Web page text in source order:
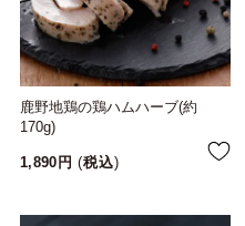
鹿野地鶏の鶏ハムハーブ(約
170g)
1,890 税込